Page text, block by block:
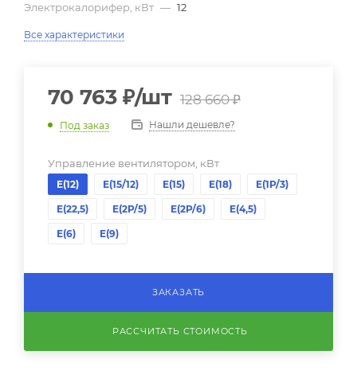
Электрокалорифер, кВт — 12
Все характеристики
70 763 ₽/шт 128 660₽
Под заказ Нашли дешевле?
Управление вентилятором, кВт
Е(12) Е(15/12) Е(15) Е(18) Е(1Р/3)
Е(22,5) Е(2P/5) Е(2P/6) Е(4,5)
Е(6) Е(9)
ЗАКАЗАТЬ
РАССЧИТАТЬ СТОИМОСТЬ